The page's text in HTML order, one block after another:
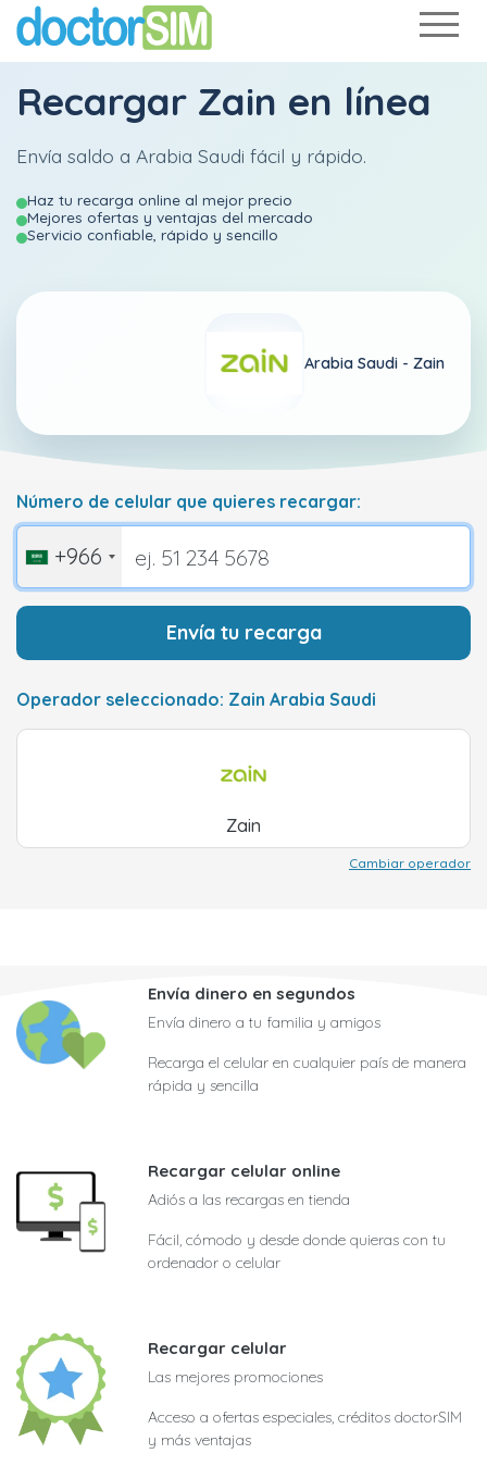
Recargar Zain en línea
Envía saldo a Arabia Saudi fácil y rápido.
Haz tu recarga online al mejor precio
Mejores ofertas y ventajas del mercado
Servicio confiable, rápido y sencillo
Arabia Saudi - Zain
Número de celular que quieres recargar:
+966
Envía tu recarga
Operador seleccionado: Zain Arabia Saudi
Zain
Cambiar operador
Envía dinero en segundos
Envía dinero a tu familia y amigos
Recarga el celular en cualquier país de manera
rápida y sencilla
Recargar celular online
Adiós a las recargas en tienda
Fácil, cómodo y desde donde quieras con tu
ordenador o celular
Recargar celular
Las mejores promociones
Acceso a ofertas especiales, créditos doctorSIM
y más ventajas